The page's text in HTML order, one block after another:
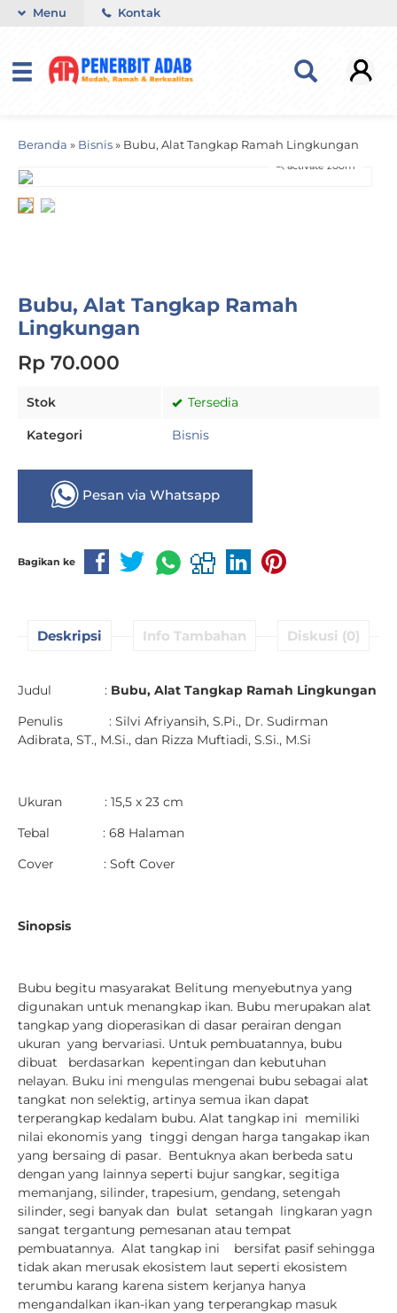
Menu Kontak
Beranda » Bisnis » Bubu, Alat Tangkap Ramah Lingkungan
activate zoom
Bubu, Alat Tangkap Ramah
Lingkungan
Rp 70.000
Stok Tersedia
Kategori Bisnis
Pesan via Whatsapp
Bagikan ke
Deskripsi Info Tambahan Diskusi (0)
Judul : Bubu, Alat Tangkap Ramah Lingkungan
Penulis : Silvi Afriyansih, S.Pi., Dr. Sudirman
Adibrata, ST., M.Si., dan Rizza Muftiadi, S.Si., M.Si
Ukuran : 15,5 x 23 cm
Tebal : 68 Halaman
Cover : Soft Cover
Sinopsis
Bubu begitu masyarakat Belitung menyebutnya yang
digunakan untuk menangkap ikan. Bubu merupakan alat
tangkap yang dioperasikan di dasar perairan dengan
ukuran yang bervariasi. Untuk pembuatannya, bubu
dibuat berdasarkan kepentingan dan kebutuhan
nelayan. Buku ini mengulas mengenai bubu sebagai alat
tangkat non selektig, artinya semua ikan dapat
terperangkap kedalam bubu. Alat tangkap ini memiliki
nilai ekonomis yang tinggi dengan harga tangakap ikan
yang bersaing di pasar. Bentuknya akan berbeda satu
dengan yang lainnya seperti bujur sangkar, segitiga
memanjang, silinder, trapesium, gendang, setengah
silinder, segi banyak dan bulat setangah lingkaran yagn
sangat tergantung pemesanan atau tempat
pembuatannya. Alat tangkap ini bersifat pasif sehingga
tidak akan merusak ekosistem laut seperti ekosistem
terumbu karang karena sistem kerjanya hanya
mengandalkan ikan-ikan yang terperangkap masuk